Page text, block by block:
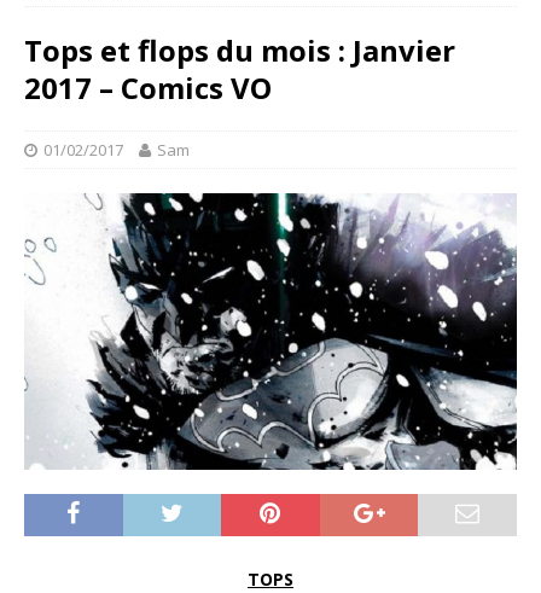
Tops et flops du mois : Janvier
2017 – Comics VO
01/02/2017 Sam
TOPS